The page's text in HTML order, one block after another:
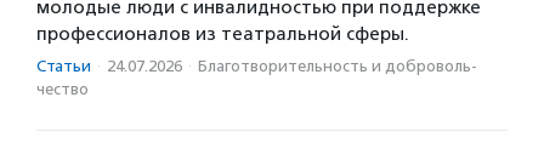
молодые люди с инвалидностью при поддержке
профессионалов из театральной сферы.
Статьи · 24.07.2026 · Благотвори­тель­ность и доброволь­
чест­во